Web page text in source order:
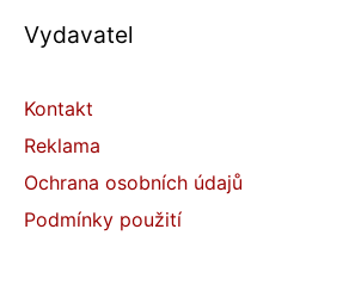
Vydavatel
Kontakt
Reklama
Ochrana osobních údajů
Podmínky použití